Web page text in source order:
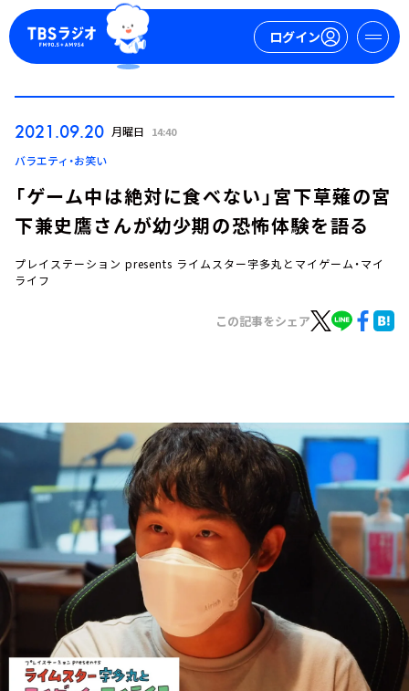
ログイン
ログイン
お知らせ
イベント・グッズ
YouTube
会社情報
2021.09.20 月曜日 14:40
バラエティ・お笑い
「ゲーム中は絶対に食べない」宮下草薙の宮
下兼史鷹さんが幼少期の恐怖体験を語る
プレイステーション presents ライムスター宇多丸とマイゲーム・マイ
ライフ
この記事をシェア